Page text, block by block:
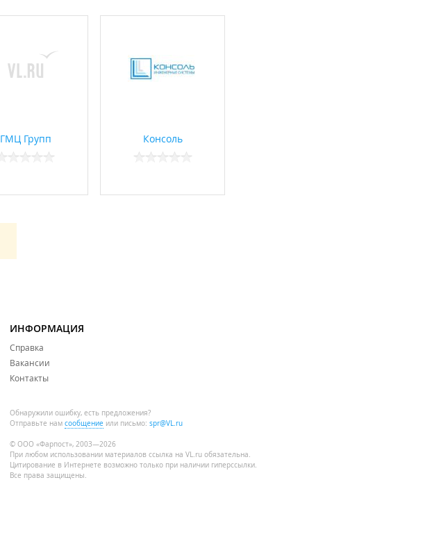
ГМЦ Групп Консоль
ИНФОРМАЦИЯ
Справка
Вакансии
Контакты
Обнаружили ошибку, есть предложения?
Отправьте нам сообщение или письмо: spr@VL.ru
© ООО «Фарпост», 2003—2026
При любом использовании материалов ссылка на VL.ru обязательна.
Цитирование в Интернете возможно только при наличии гиперссылки.
Все права защищены.